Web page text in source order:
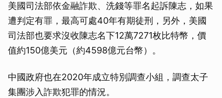
美國司法部依金融詐欺、洗錢等罪名起訴陳志，如果
遭判定有罪，最高可處40年有期徒刑，另外，美國
司法部也要求沒收陳志名下12萬7271枚比特幣，價
值約150億美元（約4598億元台幣）。
中國政府也在2020年成立特別調查小組，調查太子
集團涉入詐欺犯罪的情況。